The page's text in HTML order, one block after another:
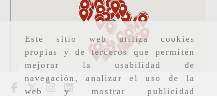
Este sitio web utiliza cookies
propias y de terceros que permiten
mejorar la usabilidad de
navegación, analizar el uso de la
web y mostrar publicidad